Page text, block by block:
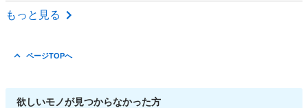
埼玉 所沢市
もっと見る
ページTOPへ
欲しいモノが見つからなかった方